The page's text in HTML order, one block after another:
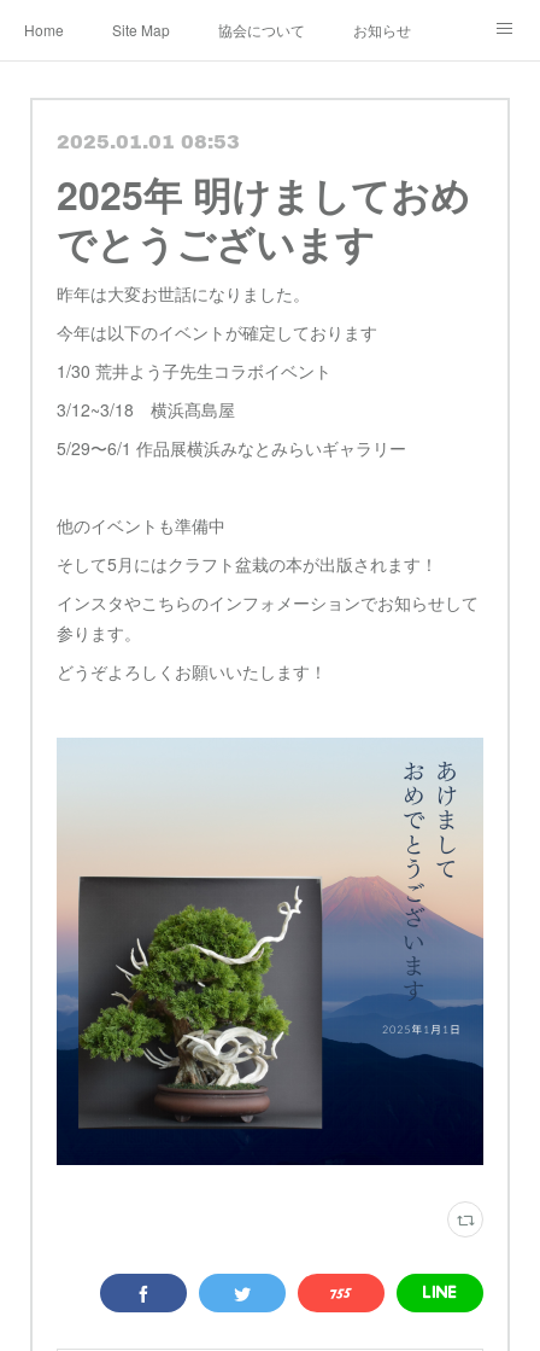
Home Site Map 協会について お知らせ
ショップ&ギャラリー Instagram
教室 認定講師 ブログ 規約
2025.01.01 08:53
2025年 明けましておめ
でとうございます
昨年は大変お世話になりました。
今年は以下のイベントが確定しております
1/30 荒井よう子先生コラボイベント
3/12~3/18 横浜髙島屋
5/29〜6/1 作品展横浜みなとみらいギャラリー
他のイベントも準備中
そして5月にはクラフト盆栽の本が出版されます！
インスタやこちらのインフォメーションでお知らせして
参ります。
どうぞよろしくお願いいたします！